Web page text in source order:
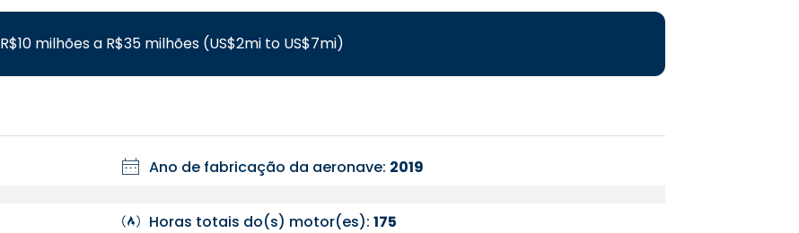
R$10 milhões a R$35 milhões (US$2mi to US$7mi)
Ano de fabricação da aeronave: 2019
Horas totais do(s) motor(es): 175